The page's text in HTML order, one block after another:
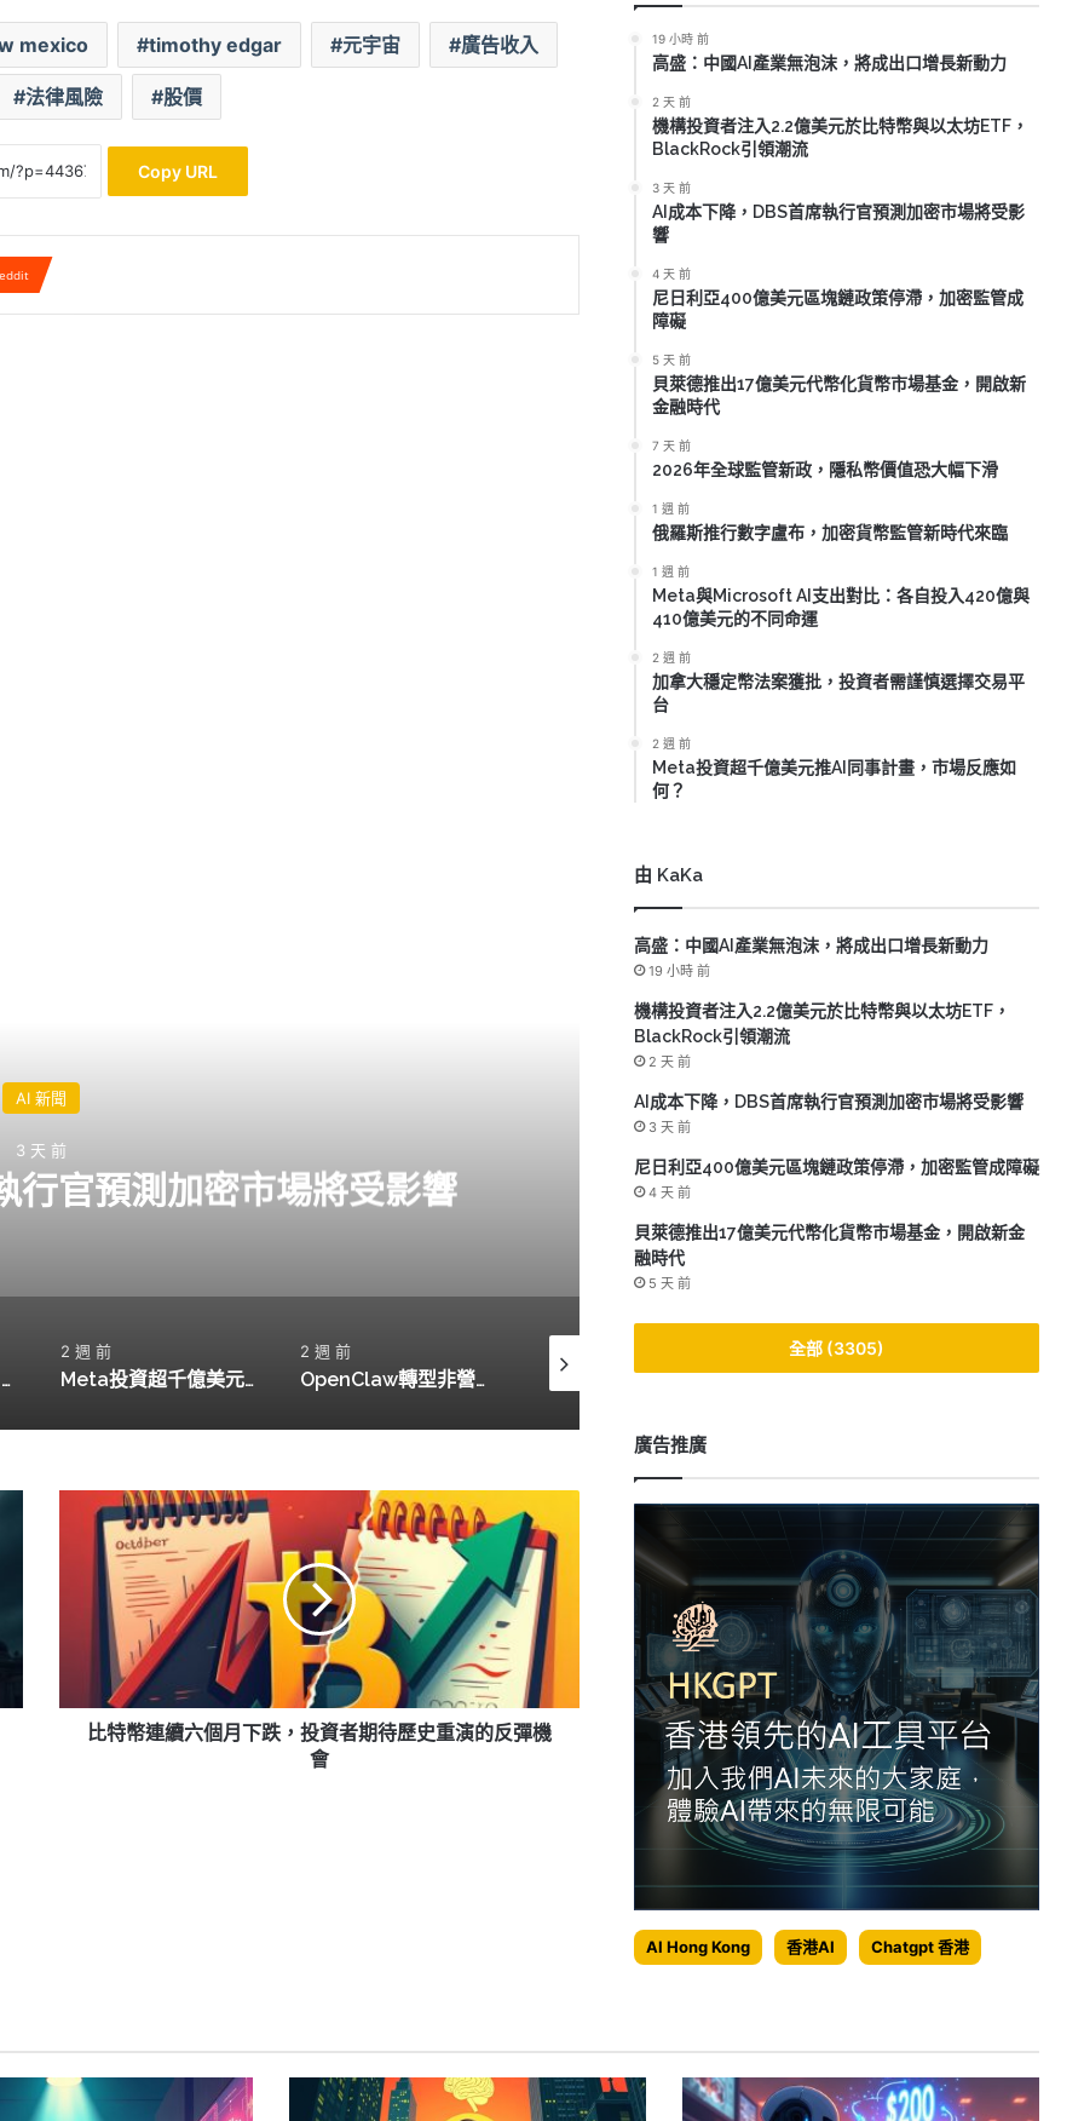
mexico timothy edgar 元宇宙 廣告收入
法律風險 股價
Copy URL
預測加密市場將受影響
Meta與Microsoft AI支出對
元的
2 週 前
Meta投資超千億美元推AI同事計畫，市場反應如何？
2 週 前
OpenClaw轉型非營利，能否成為AI領域的中立者？ Nous Research洽談新融資，目標估值15億美元
2026-07-05
AI資本支出逼近1萬億，代幣指數驟降20%引發市場擔憂
下
會
比特幣連續六個月下跌，投資者期待歷史重演的反彈機
會
19 小時 前
高盛：中國AI產業無泡沫，將成出口增長新動力
2 天 前
機構投資者注入2.2億美元於比特幣與以太坊ETF，
BlackRock引領潮流
3 天 前
AI成本下降，DBS首席執行官預測加密市場將受影
響
4 天 前
尼日利亞400億美元區塊鏈政策停滯，加密監管成
障礙
5 天 前
貝萊德推出17億美元代幣化貨幣市場基金，開啟新
金融時代
7 天 前
2026年全球監管新政，隱私幣價值恐大幅下滑
1 週 前
俄羅斯推行數字盧布，加密貨幣監管新時代來臨
1 週 前
Meta與Microsoft AI支出對比：各自投入420億與
410億美元的不同命運
2 週 前
加拿大穩定幣法案獲批，投資者需謹慎選擇交易平
台
2 週 前
Meta投資超千億美元推AI同事計畫，市場反應如
何？
由 KaKa
高盛：中國AI產業無泡沫，將成出口增長新動力
19 小時 前
機構投資者注入2.2億美元於比特幣與以太坊ETF，
BlackRock引領潮流
2 天 前
AI成本下降，DBS首席執行官預測加密市場將受影響
3 天 前
尼日利亞400億美元區塊鏈政策停滯，加密監管成障礙
4 天 前
貝萊德推出17億美元代幣化貨幣市場基金，開啟新金
融時代
5 天 前
全部 (3305)
廣告推廣
AI Hong Kong 香港AI Chatgpt 香港